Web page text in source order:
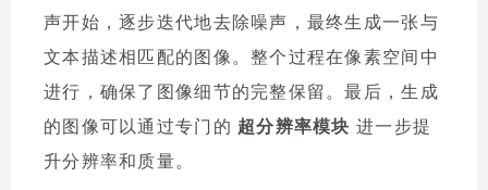
声开始，逐步迭代地去除噪声，最终生成一张与
文本描述相匹配的图像。整个过程在像素空间中
进行，确保了图像细节的完整保留。最后，生成
的图像可以通过专门的 超分辨率模块 进一步提
升分辨率和质量。